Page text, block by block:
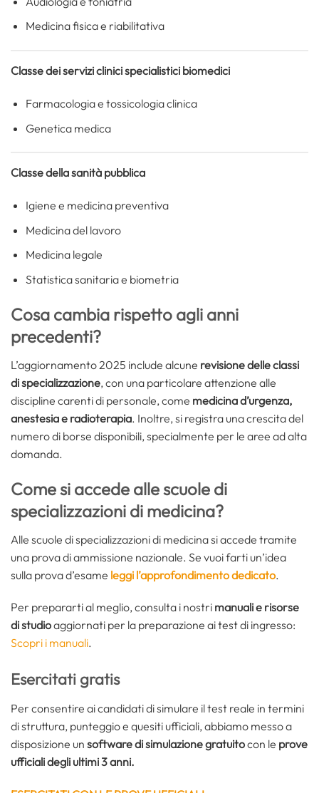
Medicina fisica e riabilitativa
Classe dei servizi clinici specialistici biomedici
Farmacologia e tossicologia clinica
Genetica medica
Classe della sanità pubblica
Igiene e medicina preventiva
Medicina del lavoro
Medicina legale
Statistica sanitaria e biometria
Cosa cambia rispetto agli anni
precedenti?
L’aggiornamento 2025 include alcune revisione delle classi
di specializzazione, con una particolare attenzione alle
discipline carenti di personale, come medicina d’urgenza,
anestesia e radioterapia. Inoltre, si registra una crescita del
numero di borse disponibili, specialmente per le aree ad alta
domanda.
Come si accede alle scuole di
specializzazioni di medicina?
Alle scuole di specializzazioni di medicina si accede tramite
una prova di ammissione nazionale. Se vuoi farti un’idea
sulla prova d’esame leggi l’approfondimento dedicato.
Per prepararti al meglio, consulta i nostri manuali e risorse
di studioaggiornati per la preparazione ai test di ingresso:
Scopri i manuali.
Esercitati gratis
Per consentire ai candidati di simulare il test reale in termini
di struttura, punteggio e quesiti ufficiali, abbiamo messo a
disposizione un software di simulazione gratuitocon le prove
ufficiali degli ultimi 3 anni.